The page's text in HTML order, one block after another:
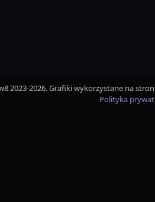
2023-2026. Grafiki wykorzystane na
Polityka